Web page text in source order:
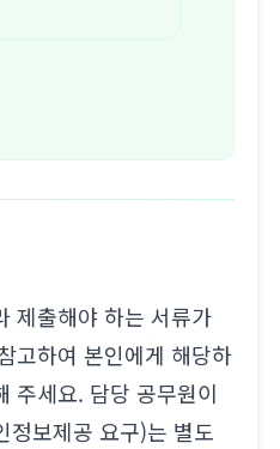
제출해야 하는 서류가
고하여 본인에게 해당하
주세요. 담당 공무원이
정보제공 요구)는 별도